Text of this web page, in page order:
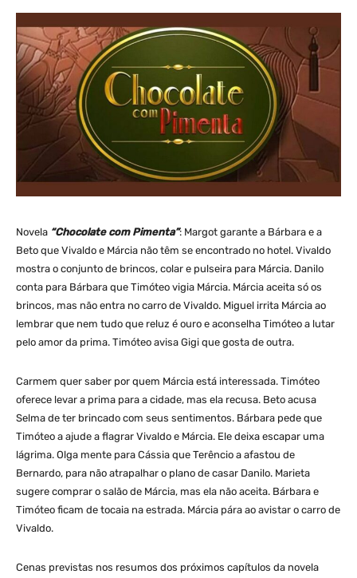
Novela “Chocolate com Pimenta”: Margot garante a Bárbara e a
Beto que Vivaldo e Márcia não têm se encontrado no hotel. Vivaldo
mostra o conjunto de brincos, colar e pulseira para Márcia. Danilo
conta para Bárbara que Timóteo vigia Márcia. Márcia aceita só os
brincos, mas não entra no carro de Vivaldo. Miguel irrita Márcia ao
lembrar que nem tudo que reluz é ouro e aconselha Timóteo a lutar
pelo amor da prima. Timóteo avisa Gigi que gosta de outra.
Carmem quer saber por quem Márcia está interessada. Timóteo
oferece levar a prima para a cidade, mas ela recusa. Beto acusa
Selma de ter brincado com seus sentimentos. Bárbara pede que
Timóteo a ajude a flagrar Vivaldo e Márcia. Ele deixa escapar uma
lágrima. Olga mente para Cássia que Terêncio a afastou de
Bernardo, para não atrapalhar o plano de casar Danilo. Marieta
sugere comprar o salão de Márcia, mas ela não aceita. Bárbara e
Timóteo ficam de tocaia na estrada. Márcia pára ao avistar o carro de
Vivaldo.
Cenas previstas nos resumos dos próximos capítulos da novela